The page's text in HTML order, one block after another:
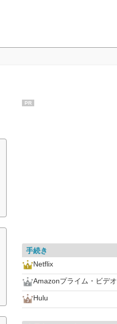
PR
手続き
Netflix
Amazonプライム・ビデオ
Hulu